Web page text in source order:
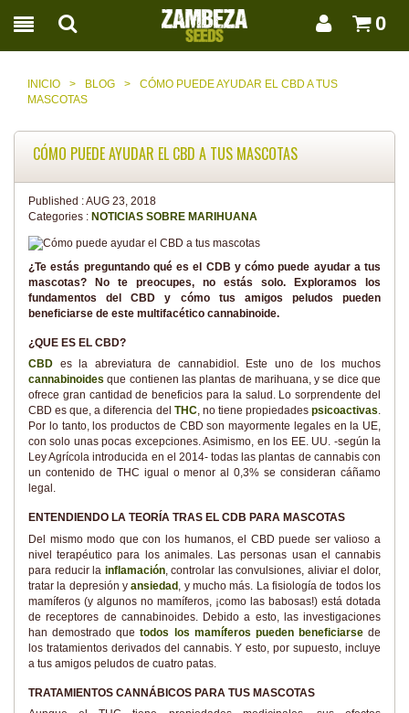
0
INICIO > BLOG >
CÓMO PUEDE AYUDAR EL CBD A TUS
MASCOTAS
CÓMO PUEDE AYUDAR EL CBD A TUS MASCOTAS
Published :AUG 23, 2018
Categories : NOTICIAS SOBRE MARIHUANA
¿Te estás preguntando qué es el CDB y cómo puede ayudar a tus
mascotas? No te preocupes, no estás solo. Exploramos los
fundamentos del CBD y cómo tus amigos peludos pueden
beneficiarse de este multifacético cannabinoide.
¿QUE ES EL CBD?
CBD es la abreviatura de cannabidiol. Este uno de los muchos
cannabinoidesque contienen las plantas de marihuana, y se dice que
ofrece gran cantidad de beneficios para la salud. Lo sorprendente del
CBD es que, a diferencia del THC, no tiene propiedadespsicoactivas.
Por lo tanto, los productos de CBD son mayormente legales en la UE,
con solo unas pocas excepciones. Asimismo, en los EE. UU. -según la
Ley Agrícola introducida en el 2014- todas las plantas de cannabis con
un contenido de THC igual o menor al 0,3% se consideran cáñamo
legal.
ENTENDIENDO LA TEORÍA TRAS EL CDB PARA MASCOTAS
Del mismo modo que con los humanos, el CBD puede ser valioso a
nivel terapéutico para los animales. Las personas usan el cannabis
para reducir la inflamación, controlar las convulsiones, aliviar el dolor,
tratar la depresión yansiedad , y mucho más. La fisiología de todos los
mamíferos (y algunos no mamíferos, ¡como las babosas!) está dotada
de receptores de cannabinoides. Debido a esto, las investigaciones
han demostrado quetodos los mamíferos pueden beneficiarsede
los tratamientos derivados del cannabis. Y esto, por supuesto, incluye
a tus amigos peludos de cuatro patas.
TRATAMIENTOS CANNÁBICOS PARA TUS MASCOTAS